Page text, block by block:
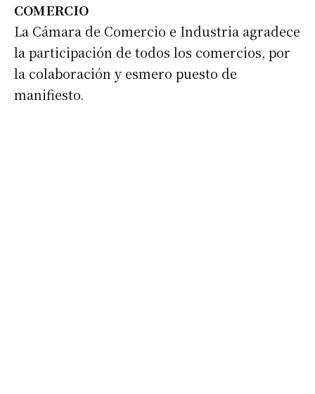
COMERCIO
La Cámara de Comercio e Industria agradece
la participación de todos los comercios, por
la colaboración y esmero puesto de
manifiesto.